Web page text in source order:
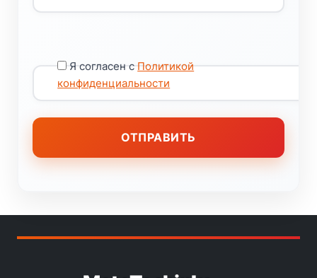
Я согласен сПолитикой
конфиденциальности